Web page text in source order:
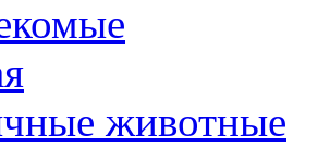
животные